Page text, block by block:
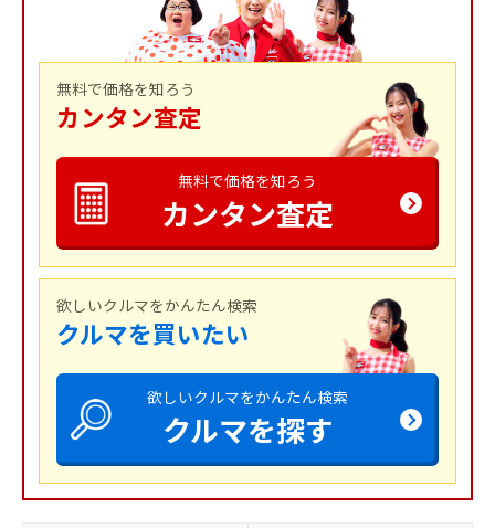
無料で価格を知ろう
カンタン査定
無料で価格を知ろう
カンタン査定
欲しいクルマをかんたん検索
クルマを買いたい
欲しいクルマをかんたん検索
クルマを探す